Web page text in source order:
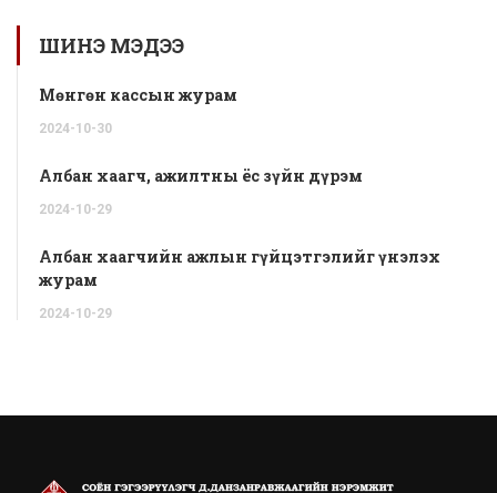
ШИНЭ МЭДЭЭ
Мөнгөн кассын журам
2024-10-30
Албан хаагч, ажилтны ёс зүйн дүрэм
2024-10-29
Албан хаагчийн ажлын гүйцэтгэлийг үнэлэх
журам
2024-10-29